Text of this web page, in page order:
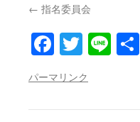
指名委員会
Facebook
Twitter
Line
パーマリンク